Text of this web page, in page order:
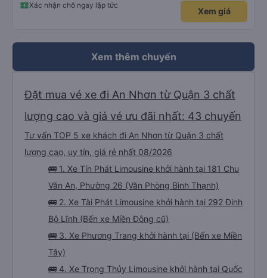
Xác nhận chỗ ngay lập tức
Xem giá
Xem thêm chuyến
Đặt mua vé xe đi An Nhơn từ Quận 3 chất
lượng cao và giá vé ưu đãi nhất: 43 chuyến
Tư vấn TOP 5 xe khách đi An Nhơn từ Quận 3 chất
lượng cao, uy tín, giá rẻ nhất 08/2026
🚌 1. Xe Tín Phát Limousine khởi hành tại 181 Chu
Văn An, Phường 26 (Văn Phòng Bình Thạnh)
🚌 2. Xe Tài Phát Limousine khởi hành tại 292 Đinh
Bộ Lĩnh (Bến xe Miền Đông cũ)
🚌 3. Xe Phương Trang khởi hành tại (Bến xe Miền
Tây)
🚌 4. Xe Trọng Thủy Limousine khởi hành tại Quốc